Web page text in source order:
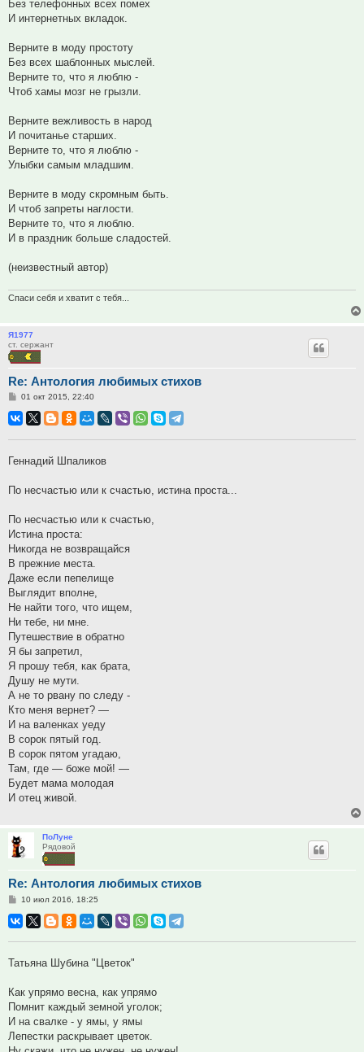
Без телефонных всех помех
И интернетных вкладок.
Верните в моду простоту
Без всех шаблонных мыслей.
Верните то, что я люблю -
Чтоб хамы мозг не грызли.
Верните вежливость в народ
И почитанье старших.
Верните то, что я люблю -
Улыбки самым младшим.
Верните в моду скромным быть.
И чтоб запреты наглости.
Верните то, что я люблю.
И в праздник больше сладостей.
(неизвестный автор)
Спаси себя и хватит с тебя...
Я1977
ст. сержант
Re: Антология любимых стихов
Сообщение
01 окт 2015, 22:40
Геннадий Шпаликов
По несчастью или к счастью, истина проста...
По несчастью или к счастью,
Истина проста:
Никогда не возвращайся
В прежние места.
Даже если пепелище
Выглядит вполне,
Не найти того, что ищем,
Ни тебе, ни мне.
Путешествие в обратно
Я бы запретил,
Я прошу тебя, как брата,
Душу не мути.
А не то рвану по следу -
Кто меня вернет? —
И на валенках уеду
В сорок пятый год.
В сорок пятом угадаю,
Там, где — боже мой! —
Будет мама молодая
И отец живой.
ПоЛуне
Рядовой
Re: Антология любимых стихов
Сообщение
10 июл 2016, 18:25
Татьяна Шубина "Цветок"
Как упрямо весна, как упрямо
Помнит каждый земной уголок;
И на свалке - у ямы, у ямы
Лепестки раскрывает цветок.